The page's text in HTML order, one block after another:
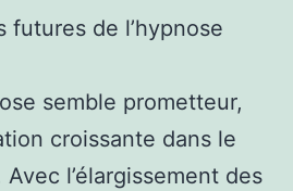
futures de l’hypnose
semble prometteur,
croissante dans le
l’élargissement des